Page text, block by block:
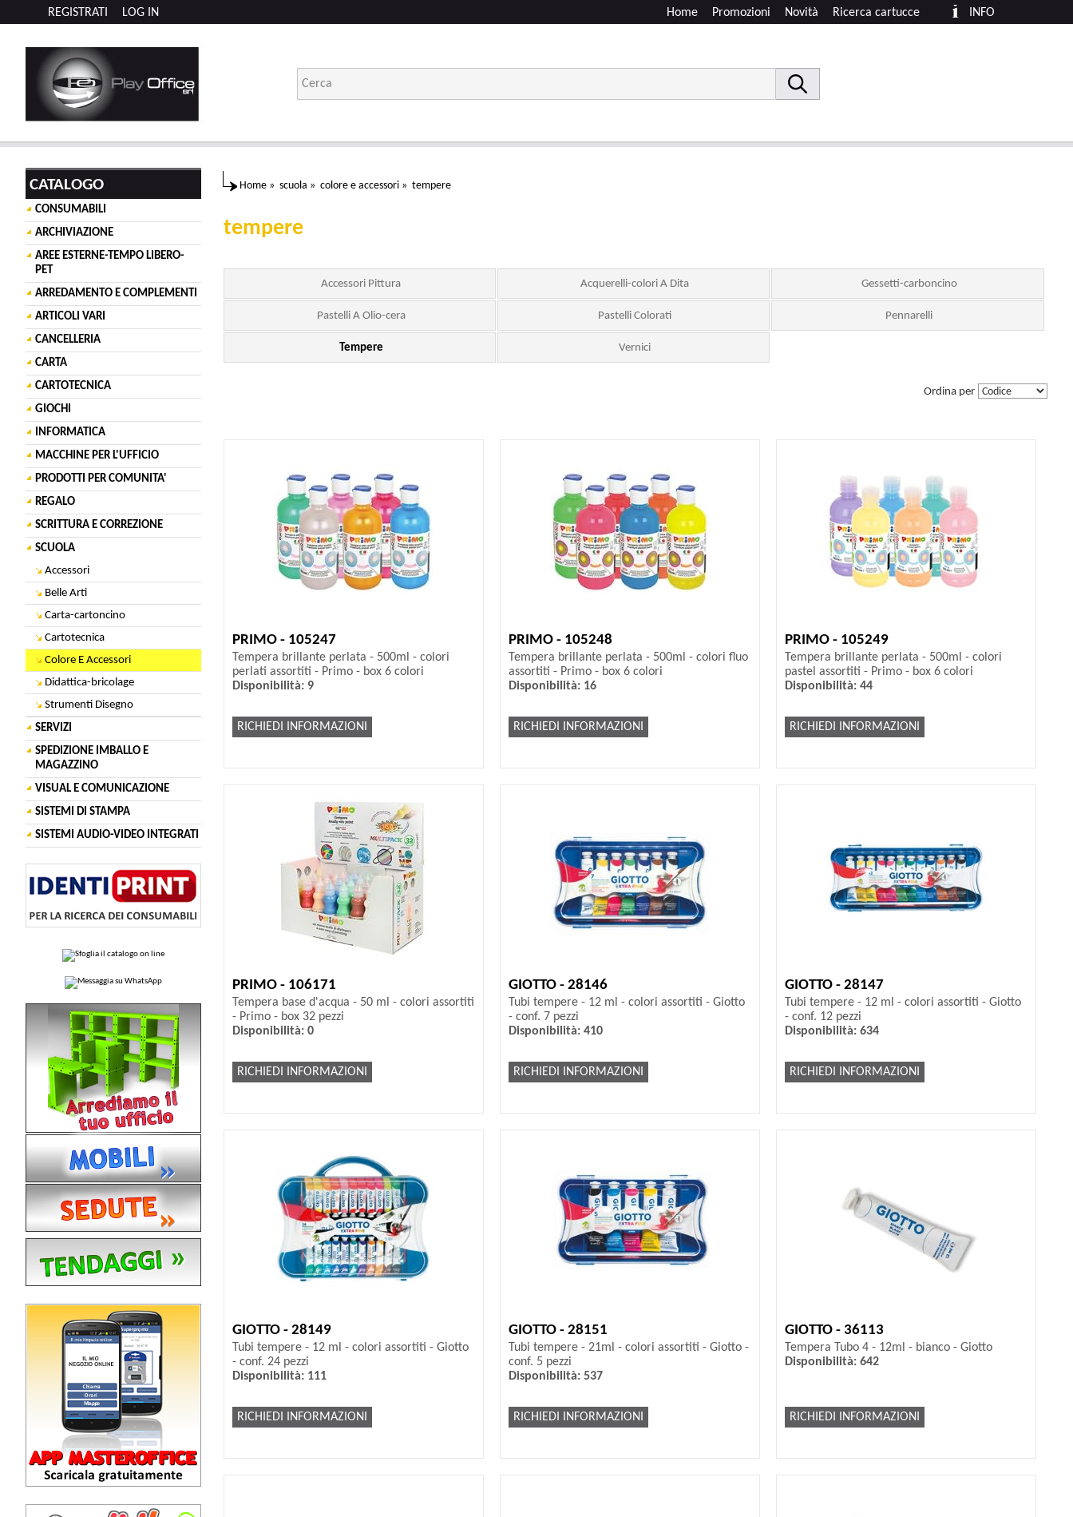
LOG IN
REGISTRATI INFO
Ricerca cartucce
Novità
Promozioni
Home
CATALOGO
CONSUMABILI
ARCHIVIAZIONE
AREE ESTERNE-TEMPO LIBERO-
PET
ARREDAMENTO E COMPLEMENTI
ARTICOLI VARI
CANCELLERIA
CARTA
CARTOTECNICA
GIOCHI
INFORMATICA
MACCHINE PER L'UFFICIO
PRODOTTI PER COMUNITA'
REGALO
SCRITTURA E CORREZIONE
SCUOLA
Accessori
Belle Arti
Carta-cartoncino
Cartotecnica
Colore E Accessori
Didattica-bricolage
Strumenti Disegno
SERVIZI
SPEDIZIONE IMBALLO E
MAGAZZINO
VISUAL E COMUNICAZIONE
SISTEMI DI STAMPA
SISTEMI AUDIO-VIDEO INTEGRATI
Home » scuola » colore e accessori » tempere
tempere
Accessori Pittura Acquerelli-colori A Dita Gessetti-carboncino
Pastelli A Olio-cera Pastelli Colorati Pennarelli
Tempere Vernici
Ordina per
PRIMO - 105247
Tempera brillante perlata - 500ml - colori
perlati assortiti - Primo - box 6 colori
Disponibilità: 9
RICHIEDI INFORMAZIONI
PRIMO - 105248
Tempera brillante perlata - 500ml - colori fluo
assortiti - Primo - box 6 colori
Disponibilità: 16
RICHIEDI INFORMAZIONI
PRIMO - 105249
Tempera brillante perlata - 500ml - colori
pastel assortiti - Primo - box 6 colori
Disponibilità: 44
RICHIEDI INFORMAZIONI
PRIMO - 106171
Tempera base d'acqua - 50 ml - colori assortiti
- Primo - box 32 pezzi
Disponibilità: 0
RICHIEDI INFORMAZIONI
GIOTTO - 28146
Tubi tempere - 12 ml - colori assortiti - Giotto
- conf. 7 pezzi
Disponibilità: 410
RICHIEDI INFORMAZIONI
GIOTTO - 28147
Tubi tempere - 12 ml - colori assortiti - Giotto
- conf. 12 pezzi
Disponibilità: 634
RICHIEDI INFORMAZIONI
GIOTTO - 28149
Tubi tempere - 12 ml - colori assortiti - Giotto
- conf. 24 pezzi
Disponibilità: 111
RICHIEDI INFORMAZIONI
GIOTTO - 28151
Tubi tempere - 21ml - colori assortiti - Giotto -
conf. 5 pezzi
Disponibilità: 537
RICHIEDI INFORMAZIONI
GIOTTO - 36113
Tempera Tubo 4 - 12ml - bianco - Giotto
Disponibilità: 642
RICHIEDI INFORMAZIONI